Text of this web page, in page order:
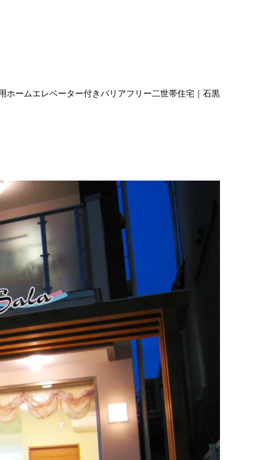
ームエレベーター付きバリアフリー二世帯住宅｜石黒